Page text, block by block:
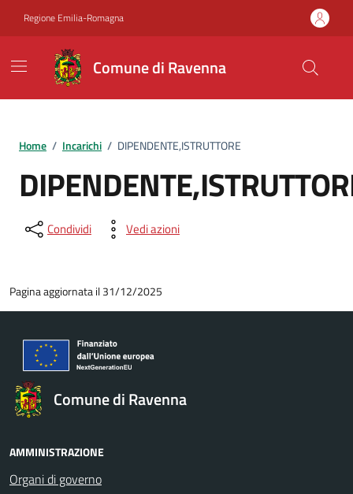
Regione Emilia-Romagna
Comune di Ravenna
Home / Incarichi / DIPENDENTE,ISTRUTTORE
Condividi Vedi azioni
Pagina aggiornata il 31/12/2025
Comune di Ravenna
AMMINISTRAZIONE
Organi di governo